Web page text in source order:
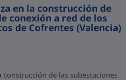
en la construcción de
conexión a red de los
de Cofrentes (Valencia)
construcción de las subestaciones